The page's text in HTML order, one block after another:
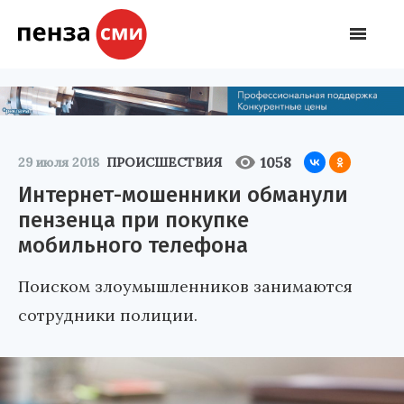
29 июля 2018 ПРОИСШЕСТВИЯ 1058
Интернет-мошенники обманули
пензенца при покупке
мобильного телефона
Поиском злоумышленников занимаются
сотрудники полиции.